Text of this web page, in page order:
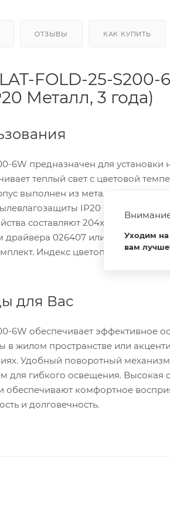
ОТЗЫВЫ КАК КУПИТЬ
FOLD-25-
Металл, 3 года)
6W предназначен для
теплый свет с цветовой
выполнен из металла и
IP20 позволяет
составляют 204x20x46 мм.
026407 или 027633,
Индекс цветопередачи CRI
для Вас
6W обеспечивает эффективное
в жилом пространстве или
Удобный поворотный механизм
для гибкого освещения. Высокая
обеспечивают комфортное
и долговечность.
Уходим на
вам